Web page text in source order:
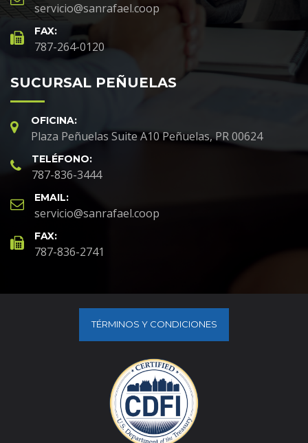
servicio@sanrafael.coop
FAX:
787-264-0120
SUCURSAL PEÑUELAS
OFICINA:
Plaza Peñuelas Suite A10 Peñuelas, PR 00624
TELÉFONO:
787-836-3444
EMAIL:
servicio@sanrafael.coop
FAX:
787-836-2741
TÉRMINOS Y CONDICIONES